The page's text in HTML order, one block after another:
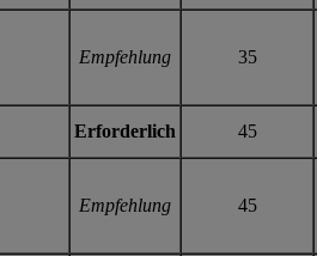
Empfehlung 35
Erforderlich 45
Empfehlung 45